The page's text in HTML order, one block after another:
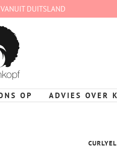
DUITSLAND
OP ADVIES OVER